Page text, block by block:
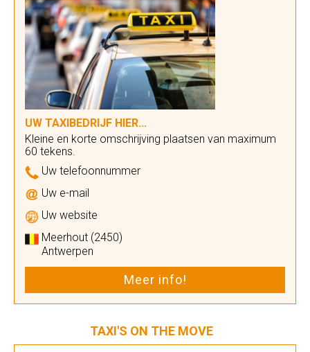
UW TAXIBEDRIJF HIER...
Kleine en korte omschrijving plaatsen van maximum
60 tekens.
Uw telefoonnummer
Uw e-mail
Uw website
Meerhout (2450)
Antwerpen
Meer info!
TAXI'S ON THE MOVE